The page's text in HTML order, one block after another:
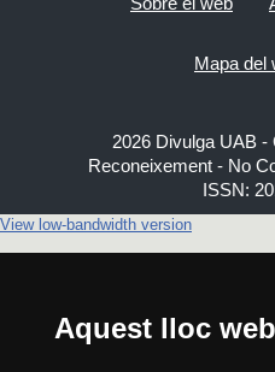
Aquest lloc
Mapa del
2026 Divulga UAB
Reconeixement - No
ISSN:
View low-bandwidth version